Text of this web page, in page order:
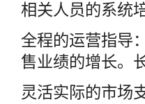
相关人员的系统
全程的运营指导
售业绩的增长。
灵活实际的市场